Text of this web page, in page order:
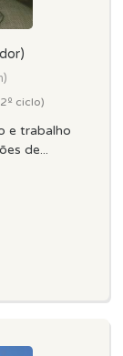
ciclo)
e trabalho
de...